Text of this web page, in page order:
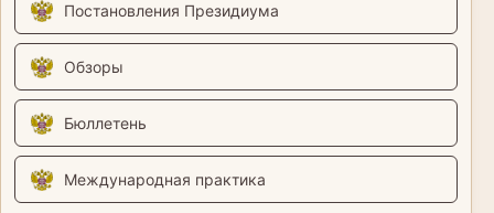
Постановления Президиума
Обзоры
Бюллетень
Международная практика